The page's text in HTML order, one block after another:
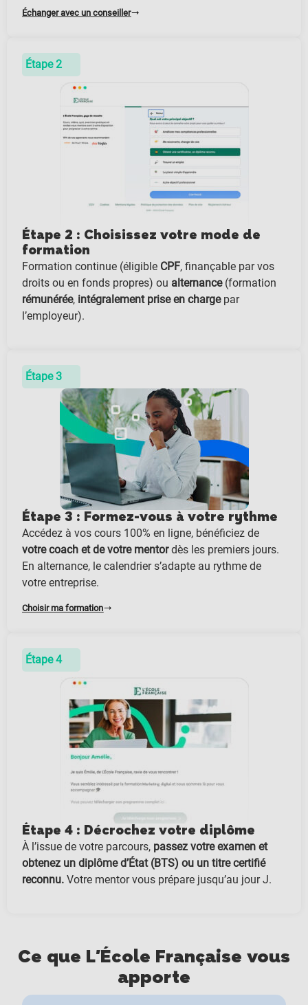
Échanger avec un conseiller
Étape 2
Étape 2 : Choisissez votre mode de
formation
Formation continue (éligible CPF, finançable par vos
droits ou en fonds propres) ou alternance(formation
rémunérée, intégralement prise en chargepar
l’employeur).
Étape 3
Étape 3 : Formez-vous à votre rythme
Accédez à vos cours 100% en ligne, bénéficiez de
votre coach et de votre mentordès les premiers jours.
En alternance, le calendrier s’adapte au rythme de
votre entreprise.
Choisir ma formation
Étape 4
Étape 4 : Décrochez votre diplôme
À l’issue de votre parcours, passez votre examen et
obtenez un diplôme d’État (BTS) ou un titre certifié
reconnu. Votre mentor vous prépare jusqu’au jour J.
Ce que L'École Française vous
apporte